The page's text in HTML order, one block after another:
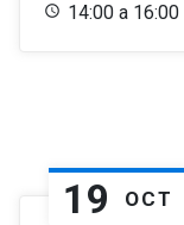
14:00 a 16:00
19 OCT